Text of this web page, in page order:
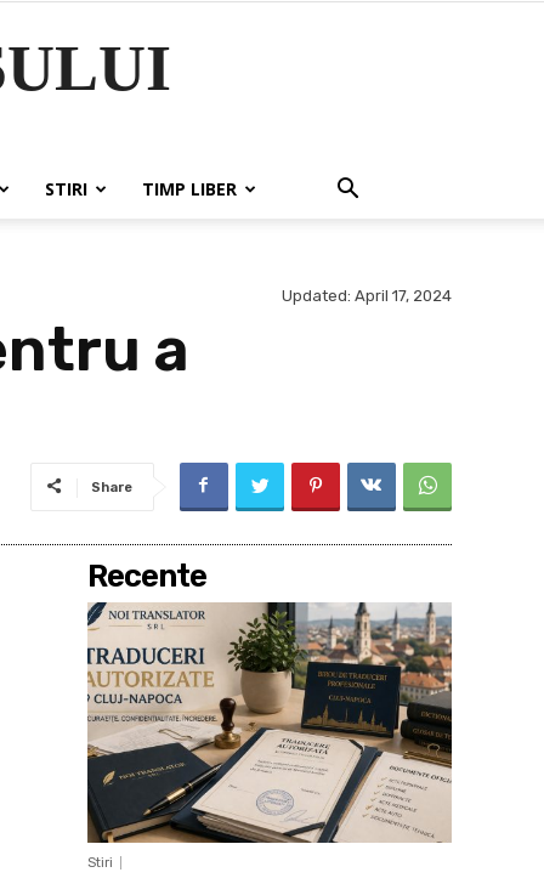
STIRI TIMP LIBER
Updated: April 17, 2024
a
Share
Recente
Stiri